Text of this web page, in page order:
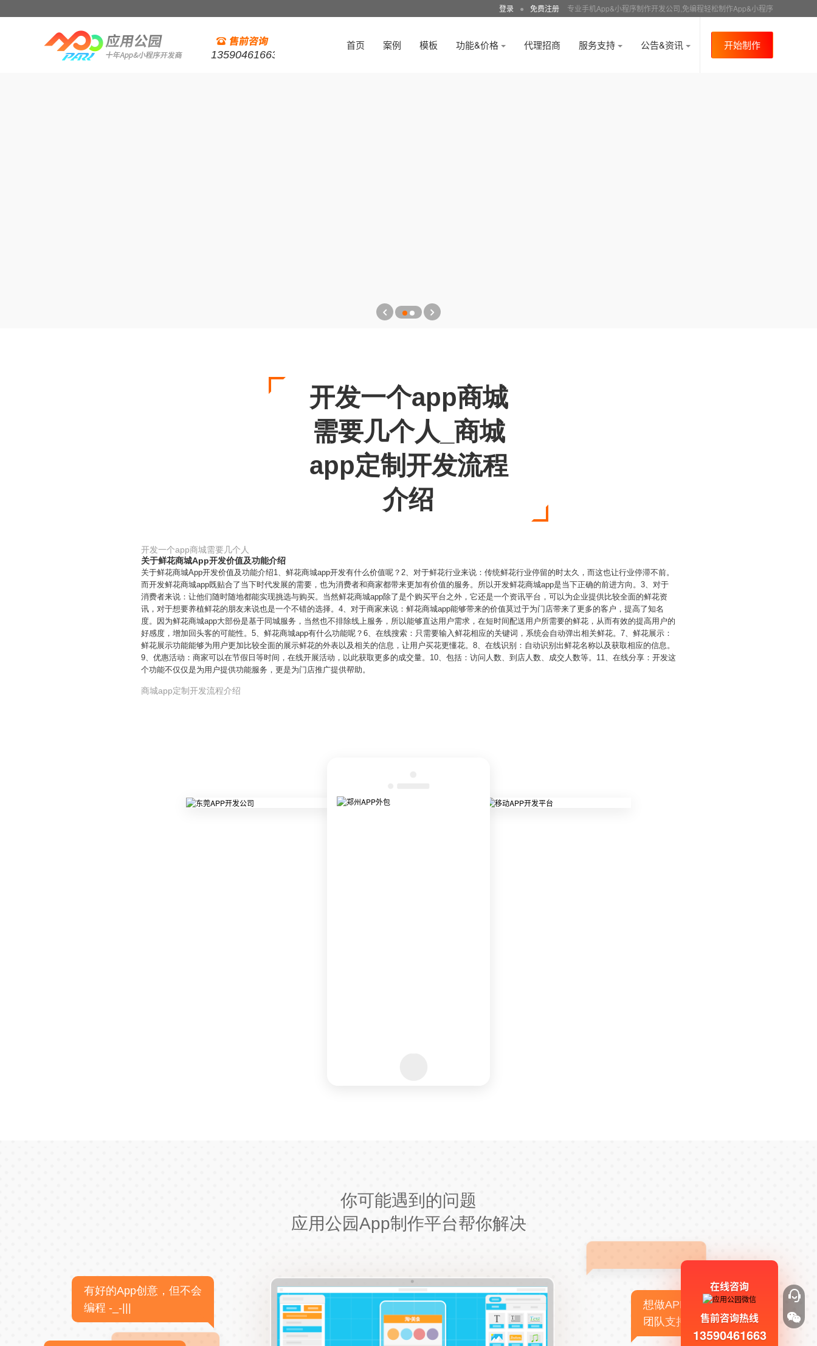
登录 ● 免费注册 专业手机App&小程序制作开发公司,免编程轻松制作App&小程序
13590461663
首页 案例 模板 功能&价格 代理招商 服务支持 公告&资讯 开始制作
开发一个app商城
需要几个人_商城
app定制开发流程
介绍
开发一个app商城需要几个人
关于鲜花商城App开发价值及功能介绍
关于鲜花商城App开发价值及功能介绍1、鲜花商城app开发有什么价值呢？2、对于鲜花行业来说：传统鲜花行业停留的时太久，而这也让行业停滞不前。
而开发鲜花商城app既贴合了当下时代发展的需要，也为消费者和商家都带来更加有价值的服务。所以开发鲜花商城app是当下正确的前进方向。3、对于
消费者来说：让他们随时随地都能实现挑选与购买。当然鲜花商城app除了是个购买平台之外，它还是一个资讯平台，可以为企业提供比较全面的鲜花资
讯，对于想要养植鲜花的朋友来说也是一个不错的选择。4、对于商家来说：鲜花商城app能够带来的价值莫过于为门店带来了更多的客户，提高了知名
度。因为鲜花商城app大部份是基于同城服务，当然也不排除线上服务，所以能够直达用户需求，在短时间配送用户所需要的鲜花，从而有效的提高用户的
好感度，增加回头客的可能性。5、鲜花商城app有什么功能呢？6、在线搜索：只需要输入鲜花相应的关键词，系统会自动弹出相关鲜花。7、鲜花展示：
鲜花展示功能能够为用户更加比较全面的展示鲜花的外表以及相关的信息，让用户买花更懂花。8、在线识别：自动识别出鲜花名称以及获取相应的信息。
9、优惠活动：商家可以在节假日等时间，在线开展活动，以此获取更多的成交量。10、包括：访问人数、到店人数、成交人数等。11、在线分享：开发这
个功能不仅仅是为用户提供功能服务，更是为门店推广提供帮助。
商城app定制开发流程介绍
你可能遇到的问题
应用公园App制作平台帮你解决
有好的App创意，但不会
编程 -_-|||
想做APP，但没有技术
团队支持
在线咨询
售前咨询热线
13590461663